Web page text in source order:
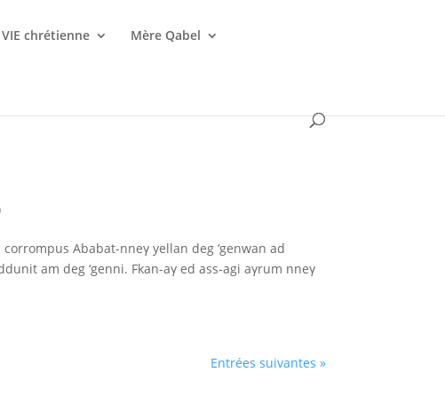
VIE chrétienne Mère Qabel
Ababat-nneγ yellan deg ‘genwan ad
am deg ‘genni. Fkan-aγ ed ass-agi aγrum nneγ
Entrées suivantes »